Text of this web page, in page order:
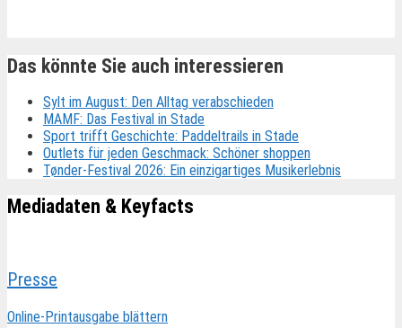
Das könnte Sie auch interessieren
Sylt im August: Den Alltag verabschieden
MAMF: Das Festival in Stade
Sport trifft Geschichte: Paddeltrails in Stade
Outlets für jeden Geschmack: Schöner shoppen
Tønder-Festival 2026: Ein einzigartiges Musikerlebnis
Mediadaten & Keyfacts
Presse
Online-Printausgabe blättern